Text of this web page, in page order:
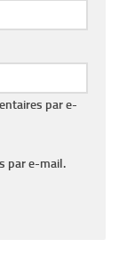
par e-
par e-mail.